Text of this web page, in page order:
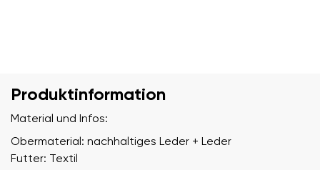
Produktinformation
Material und Infos:
Obermaterial: nachhaltiges Leder + Leder
Futter: Textil